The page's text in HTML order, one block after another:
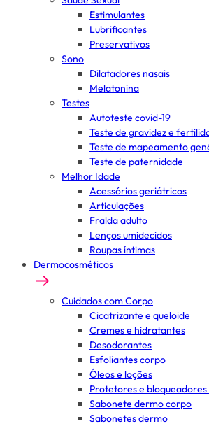
Estimulantes
Lubrificantes
Preservativos
Sono
Dilatadores nasais
Melatonina
Testes
Autoteste covid-19
Teste de gravidez e
Teste de mapeamento
Teste de paternidade
Melhor Idade
Acessórios geriátricos
Articulações
Fralda adulto
Lenços umidecidos
Roupas íntimas
Dermocosméticos
Cuidados com Corpo
Cicatrizante e queloide
Cremes e hidratantes
Desodorantes
Esfoliantes corpo
Óleos e loções
Protetores e
Sabonete dermo corpo
Sabonetes dermo